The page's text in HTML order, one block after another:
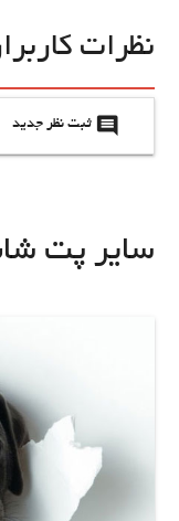
نظرات
insert_comment ثبت نظر جدید
سایر پت